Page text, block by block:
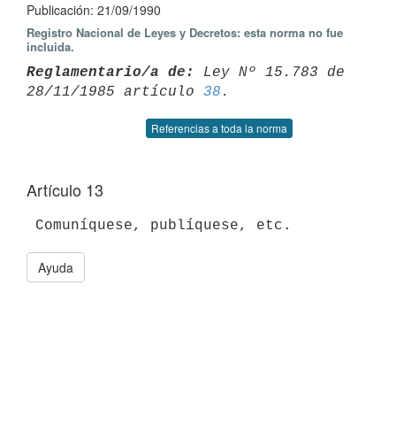
Publicación: 21/09/1990
Registro Nacional de Leyes y Decretos: esta norma no fue
incluida.
Reglamentario/a de:
Ley Nº 15.783 de
28/11/1985 artículo 38
Referencias a toda la norma
Artículo 13
Ayuda